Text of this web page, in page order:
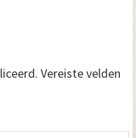
Vereiste velden